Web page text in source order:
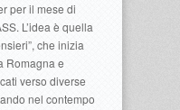
per il mese di
L’idea è quella
che inizia
Romagna e
verso diverse
nel contempo